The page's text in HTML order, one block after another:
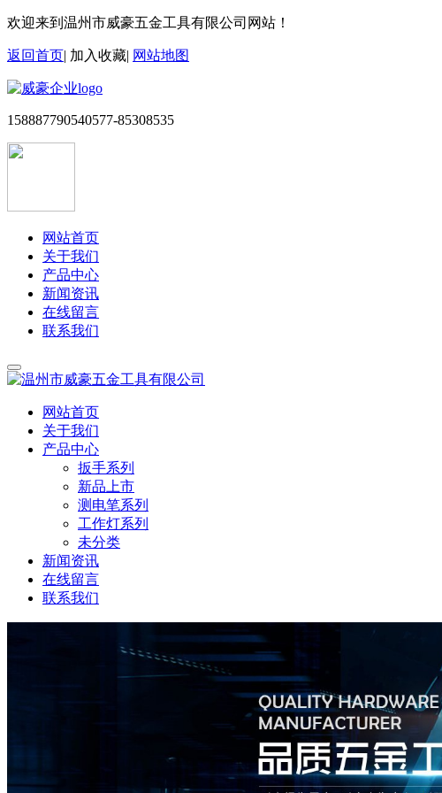
欢迎来到温州市威豪五金工具有限公司网站！
返回首页| 加入收藏| 网站地图
158887790540577-85308535
网站首页
关于我们
产品中心
新闻资讯
在线留言
联系我们
网站首页
关于我们
产品中心
扳手系列
新品上市
测电笔系列
工作灯系列
未分类
新闻资讯
在线留言
联系我们